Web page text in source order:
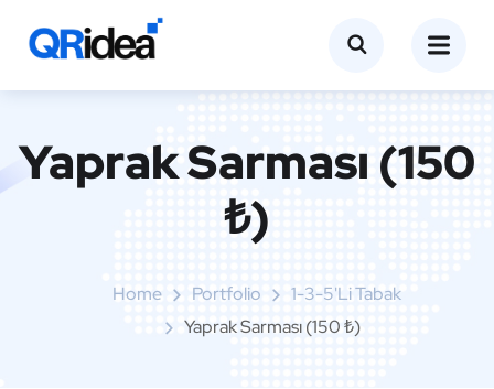
Yaprak Sarması (150
₺)
Home Portfolio
1-3-5'li Tabak
Yaprak Sarması (150 ₺)